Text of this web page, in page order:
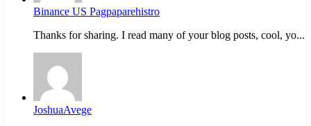
Binance US Pagpaparehistro
Thanks for sharing. I read many of your blog posts, cool, yo...
JoshuaAvege